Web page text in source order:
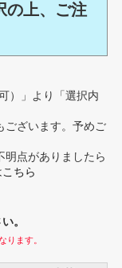
の上、ご注
）」より「選択内
ございます。予めご
点がありましたら
ちら
。
ります。